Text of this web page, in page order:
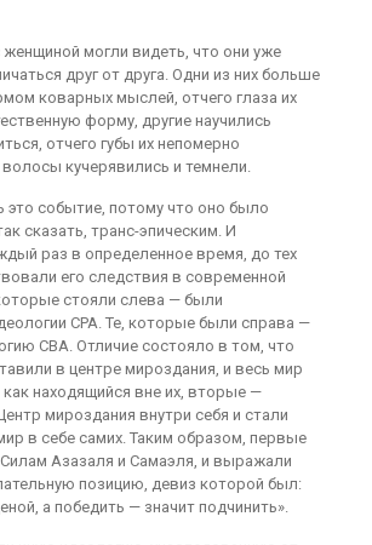
могли видеть, что они уже
друг от друга. Одни из них больше
коварных мыслей, отчего глаза их
форму, другие научились
отчего губы их непомерно
кучерявились и темнели.
событие, потому что оно было
сказать, транс-эпическим. И
раз в определенное время, до тех
его следствия в современной
стояли слева — были
СРА. Те, которые были справа —
СВА. Отличие состояло в том, что
в центре мироздания, и весь мир
как находящийся вне их, вторые —
мироздания внутри себя и стали
в себе самих. Таким образом, первые
Азазаля и Самаэля, и выражали
позицию, девиз которой был:
а победить — значит подчинить».